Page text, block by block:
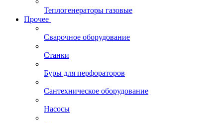
Теплогенераторы газовые
Прочее
Сварочное оборудование
Станки
Буры для перфораторов
Сантехническое оборудование
Насосы